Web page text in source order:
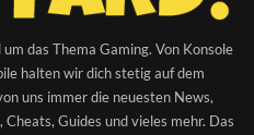
das Thema Gaming. Von Konsole
halten wir dich stetig auf dem
uns immer die neuesten News,
Guides und vieles mehr. Das